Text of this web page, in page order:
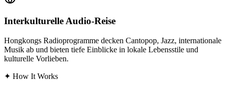
Interkulturelle Audio-Reise
Hongkongs Radioprogramme decken Cantopop, Jazz, internationale
Musik ab und bieten tiefe Einblicke in lokale Lebensstile und
kulturelle Vorlieben.
✦ How It Works